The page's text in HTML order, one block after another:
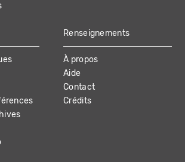
Renseignements
À propos
Aide
Contact
Crédits